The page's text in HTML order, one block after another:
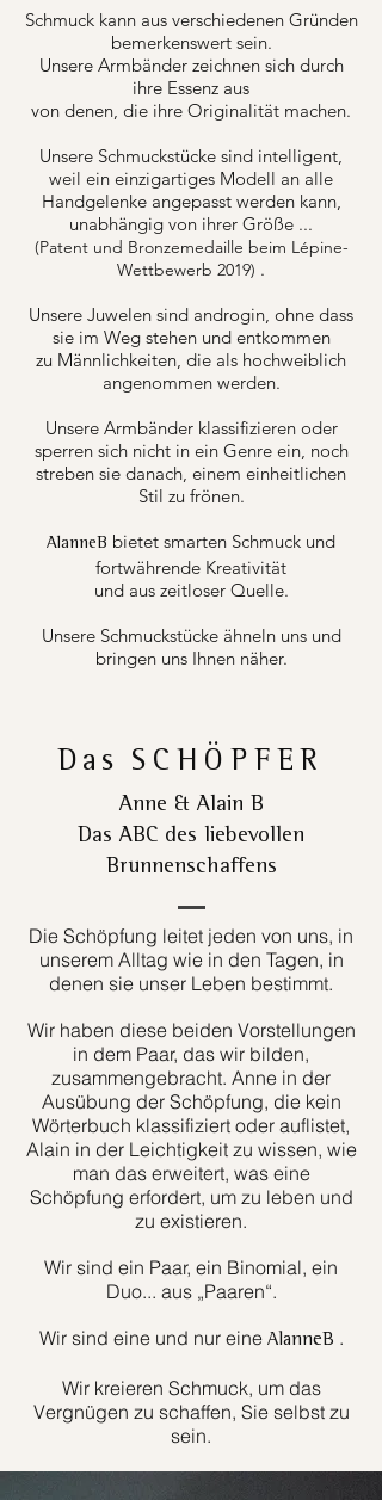
Schmuck kann aus verschiedenen Gründen
bemerkenswert sein.
Unsere Armbänder zeichnen sich durch
ihre Essenz aus
von denen, die ihre Originalität machen.
Unsere Schmuckstücke sind intelligent,
weil ein einzigartiges Modell an alle
Handgelenke angepasst werden kann,
unabhängig von ihrer Größe ...
(Patent und Bronzemedaille beim Lépine-
Wettbewerb 2019) .
Unsere Juwelen sind androgin, ohne dass
sie im Weg stehen und entkommen
zu Männlichkeiten, die als hochweiblich
angenommen werden.
Unsere Armbänder klassifizieren oder
sperren sich nicht in ein Genre ein, noch
streben sie danach, einem einheitlichen
Stil zu frönen.
AlanneB bietet smarten Schmuck und
fortwährende Kreativität
und aus zeitloser Quelle.
Unsere Schmuckstücke ähneln uns und
bringen uns Ihnen näher.
Das SCHÖPFER
Anne & Alain B
Das ABC des liebevollen
Brunnenschaffens
Die Schöpfung leitet jeden von uns, in
unserem Alltag wie in den Tagen, in
denen sie unser Leben bestimmt.
Wir haben diese beiden Vorstellungen
in dem Paar, das wir bilden,
zusammengebracht. Anne in der
Ausübung der Schöpfung, die kein
Wörterbuch klassifiziert oder auflistet,
Alain in der Leichtigkeit zu wissen, wie
man das erweitert, was eine
Schöpfung erfordert, um zu leben und
zu existieren.
Wir sind ein Paar, ein Binomial, ein
Duo... aus „Paaren“.
Wir sind eine und nur eine AlanneB .
Wir kreieren Schmuck, um das
Vergnügen zu schaffen, Sie selbst zu
sein.